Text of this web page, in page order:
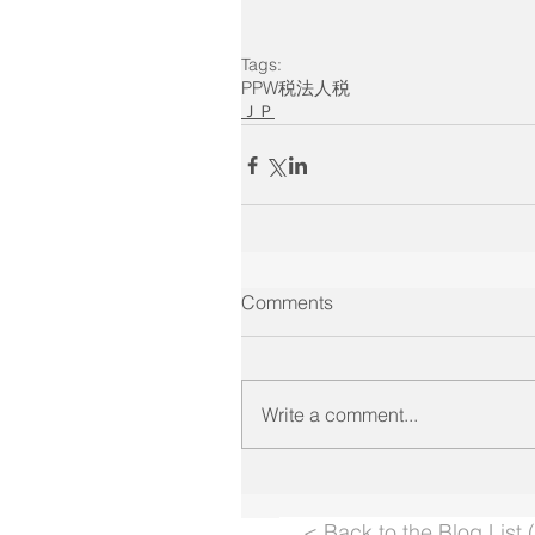
Tags:
PPW税法人税
ＪＰ
Comments
Write a comment...